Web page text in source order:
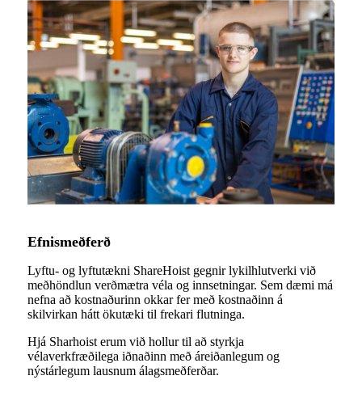
Efnismeðferð
Lyftu- og lyftutækni ShareHoist gegnir lykilhlutverki við
meðhöndlun verðmætra véla og innsetningar. Sem dæmi má
nefna að kostnaðurinn okkar fer með kostnaðinn á
skilvirkan hátt ökutæki til frekari flutninga.
Hjá Sharhoist erum við hollur til að styrkja
vélaverkfræðilega iðnaðinn með áreiðanlegum og
nýstárlegum lausnum álagsmeðferðar.